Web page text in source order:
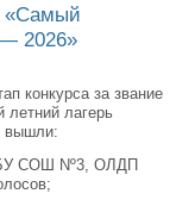
«Самый
— 2026»
конкурса за звание
летний лагерь
вышли:
СОШ Nº3, ОЛДП